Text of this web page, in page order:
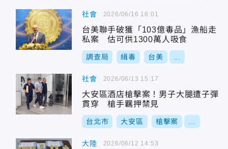
社會
台美聯手破獲「103億毒品」漁船走
私案 估可供1300萬人吸食
調查局 緝毒 台美
2026/06/16 16:01
社會
大安區酒店槍擊案！男子大腿遭子彈
貫穿 槍手羈押禁見
台北市 大安區 槍擊案
2026/06/13 15:17
大陸 2026/06/12 14:53